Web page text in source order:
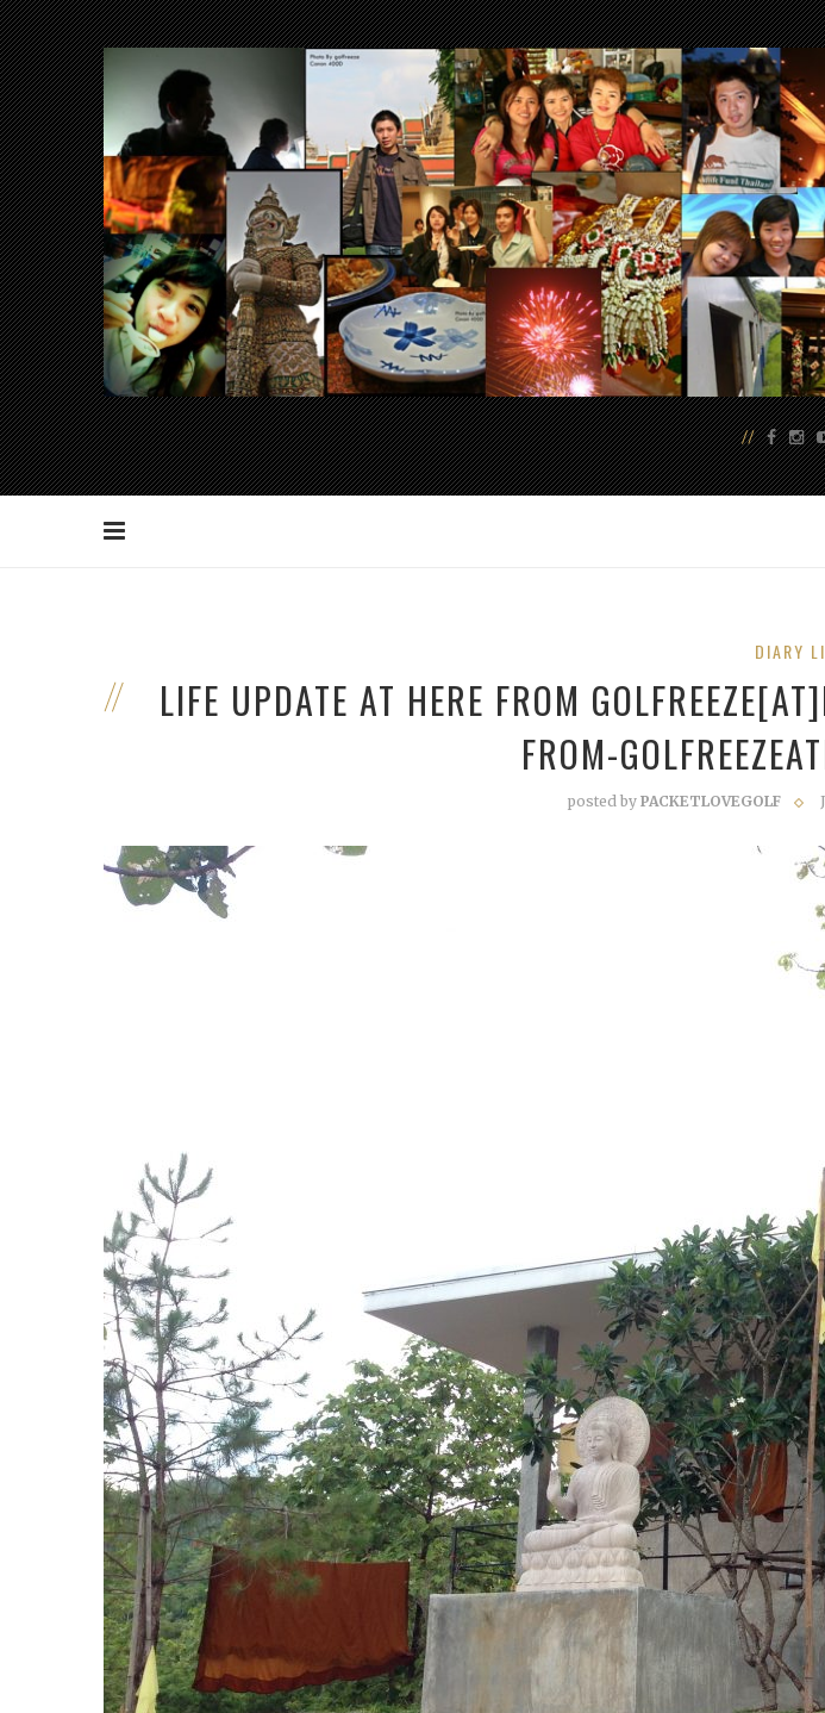
DIARY
LIFE UPDATE AT HERE FROM
FROM-
posted by PACKETLOVEGOLF